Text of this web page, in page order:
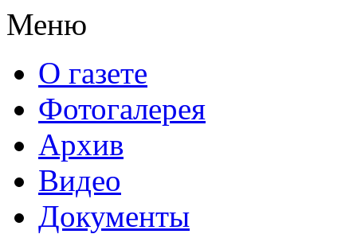
Меню
О газете
Фотогалерея
Архив
Видео
Документы